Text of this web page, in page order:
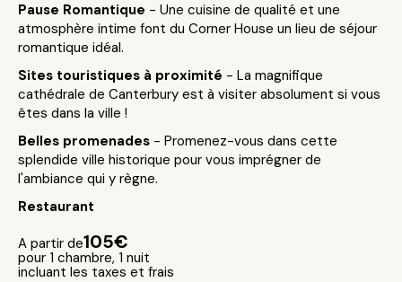
Pause Romantique - Une cuisine de qualité et une
atmosphère intime font du Corner House un lieu de séjour
romantique idéal.
Sites touristiques à proximité - La magnifique
cathédrale de Canterbury est à visiter absolument si vous
êtes dans la ville !
Belles promenades - Promenez-vous dans cette
splendide ville historique pour vous imprégner de
l'ambiance qui y règne.
Restaurant
A partir de105€
pour 1 chambre, 1 nuit
incluant les taxes et frais